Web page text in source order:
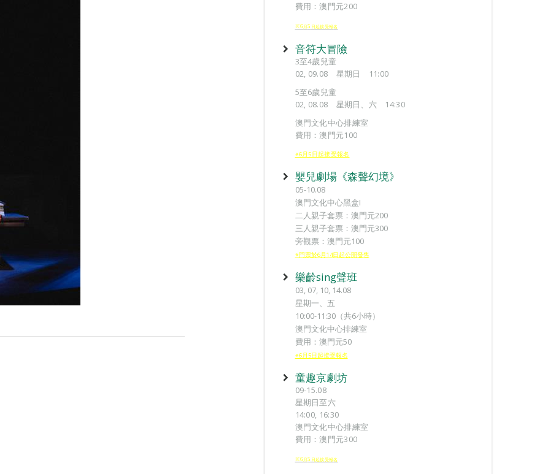
費用：澳門元200
※6 月5 日起接受報名
音符大冒險
3至4歲兒童
02, 09.08 星期日 11:00
5至6歲兒童
02, 08.08 星期日、六 14:30
澳門文化中心排練室
費用：澳門元100
※6月5日起接受報名
嬰兒劇場《森聲幻境》
05-10.08
澳門文化中心黑盒I
二人親子套票：澳門元200
三人親子套票：澳門元300
旁觀票：澳門元100
※門票於6月14日起公開發售
樂齡sing聲班
03, 07, 10, 14.08
星期一、五
10:00-11:30（共6小時）
澳門文化中心排練室
費用：澳門元50
※6月5日起接受報名
童趣京劇坊
09-15.08
星期日至六
14:00, 16:30
澳門文化中心排練室
費用：澳門元300
※6 月5 日起接受報名